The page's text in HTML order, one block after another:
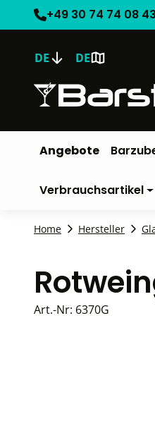
+49 30 74 74 08 43
DE DE
Angebote
Verbrauchsartikel
Home Hersteller
Art.-Nr: 6370G